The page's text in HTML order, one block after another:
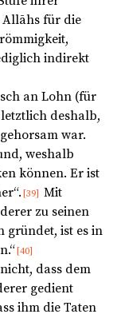
Allāhs für die
indirekt
an Lohn (für
deshalb,
war.
weshalb
können. Er ist
[39] Mit
zu seinen
gründet, ist es in
[40]
dass dem
gedient
ihm die Taten